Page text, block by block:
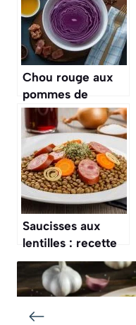
Chou rouge aux
pommes de
grand-mère :
recette familiale
intemporelle
Saucisses aux
lentilles : recette
traditionnelle
facile et
savoureuse